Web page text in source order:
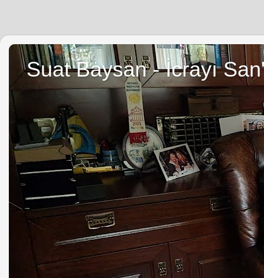
Suat Baysan - İcrayı